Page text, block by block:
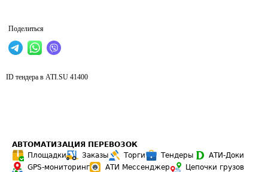
Поделиться
ID тендера в ATI.SU 41400
АВТОМАТИЗАЦИЯ ПЕРЕВОЗОК
Площадки
Заказы Торги Тендеры
АТИ-Доки
GPS-мониторинг
АТИ Мессенджер
Цепочки грузов